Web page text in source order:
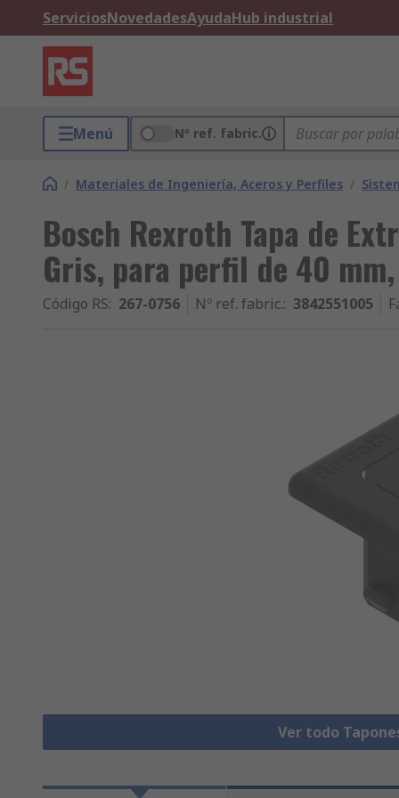
ServiciosNovedadesAyudaHub industrial
Menú Nº ref. fabric.
/ Materiales de Ingeniería, Aceros y Perfiles /
Bosch Rexroth Tapa de
Gris, para perfil de 40
Código RS: 267-0756 Nº ref. fabric.: 3842551005
Ver todo